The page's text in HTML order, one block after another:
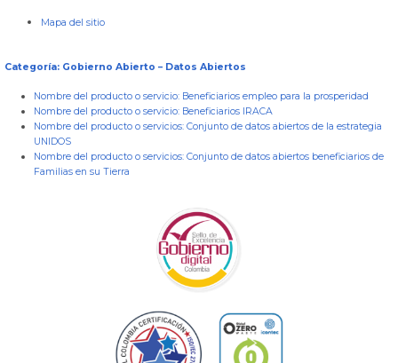
Mapa del sitio
Categoría: Gobierno Abierto – Datos Abiertos
Nombre del producto o servicio: Beneficiarios empleo para la prosperidad
Nombre del producto o servicio: Beneficiarios IRACA
Nombre del producto o servicios: Conjunto de datos abiertos de la estrategia
UNIDOS
Nombre del producto o servicios: Conjunto de datos abiertos beneficiarios de
Familias en su Tierra